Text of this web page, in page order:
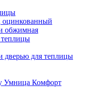
оцинкованный
обжимная
дверью для теплицы
Умница Комфорт